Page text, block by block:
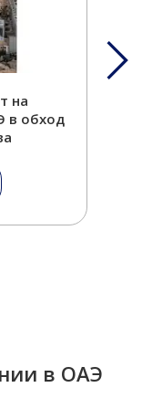
на
в обход
в ОАЭ